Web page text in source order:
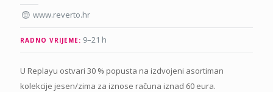
www.reverto.hr
RADNO VRIJEME: 9–21 h
U Replayu ostvari 30 % popusta na izdvojeni asortiman
kolekcije jesen/zima za iznose računa iznad 60 eura.